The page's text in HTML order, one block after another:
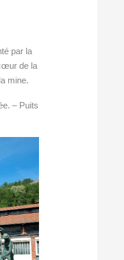
par la
de la
mine.
– Puits